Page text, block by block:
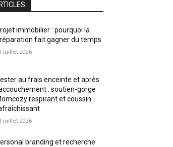
immobilier : pourquoi la
fait gagner du temps
juillet 2026
au frais enceinte et après
: soutien-gorge
respirant et coussin
juillet 2026
branding et recherche